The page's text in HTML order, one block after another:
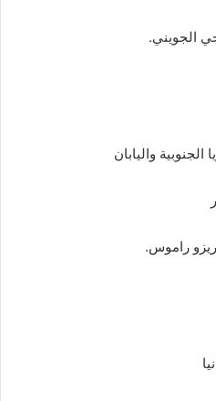
الجويني.
واليابان
ريزو راموس.